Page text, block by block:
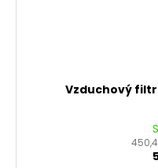
Vzduchový filtr